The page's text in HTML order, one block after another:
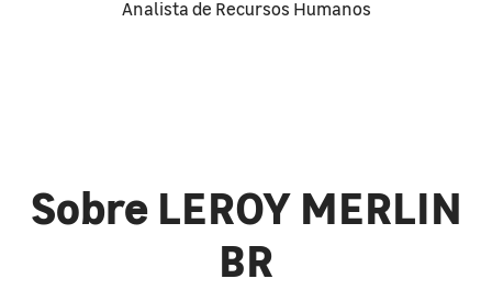
Analista de Recursos Humanos
Sobre LEROY MERLIN
BR